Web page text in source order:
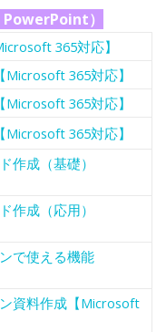
PowerPoint）
365対応】
365対応】
365対応】
365対応】
作成（基礎）
作成（応用）
で使える機能
資料作成【Microsoft